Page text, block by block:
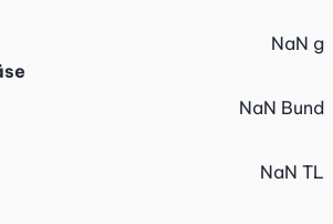
NaN g
NaN Bund
NaN TL